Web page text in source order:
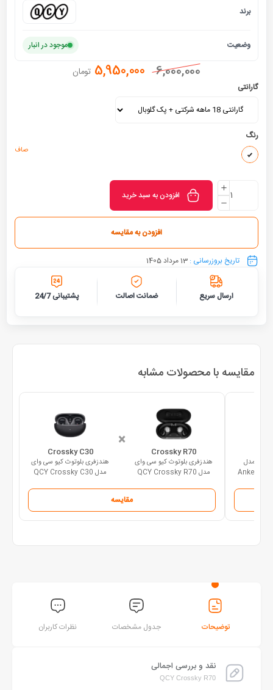
برند
وضعیت موجود در انبار
6,000,000
5,950,000 تومان
گارانتی
رنگ
صاف
افزودن به سبد خرید
افزودن به مقایسه
تاریخ بروزرسانی : 13 مرداد 1405
ارسال سریع ضمانت اصالت پشتیبانی 24/7
مقایسه با محصولات مشابه
انکر مدل
Anker
Crossky R70
هندزفری بلوتوث کیو سی وای
مدل QCY Crossky R70
×
Crossky C30
هندزفری بلوتوث کیو سی وای
مدل QCY Crossky C30
مقایسه
توضیحات جدول مشخصات نظرات کاربران
نقد و بررسی اجمالی
QCY Crossky R70